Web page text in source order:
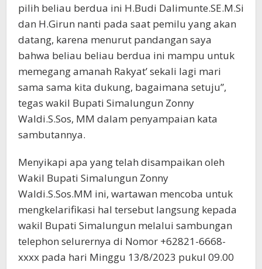
pilih beliau berdua ini H.Budi Dalimunte.SE.M.Si
dan H.Girun nanti pada saat pemilu yang akan
datang, karena menurut pandangan saya
bahwa beliau beliau berdua ini mampu untuk
memegang amanah Rakyat’ sekali lagi mari
sama sama kita dukung, bagaimana setuju”,
tegas wakil Bupati Simalungun Zonny
Waldi.S.Sos, MM dalam penyampaian kata
sambutannya.
Menyikapi apa yang telah disampaikan oleh
Wakil Bupati Simalungun Zonny
Waldi.S.Sos.MM ini, wartawan mencoba untuk
mengkelarifikasi hal tersebut langsung kepada
wakil Bupati Simalungun melalui sambungan
telephon selurernya di Nomor +62821-6668-
xxxx pada hari Minggu 13/8/2023 pukul 09.00